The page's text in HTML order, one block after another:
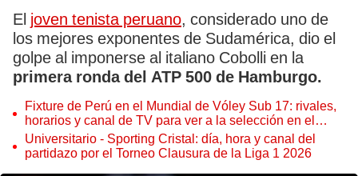
El joven tenista peruano, considerado uno de
los mejores exponentes de Sudamérica, dio el
golpe al imponerse al italiano Cobolli en la
primera ronda del ATP 500 de Hamburgo.
Fixture de Perú en el Mundial de Vóley Sub 17: rivales,
horarios y canal de TV para ver a la selección en el
torneo
Universitario - Sporting Cristal: día, hora y canal del
partidazo por el Torneo Clausura de la Liga 1 2026